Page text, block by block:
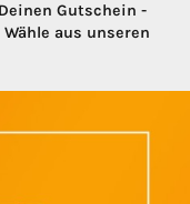
Gutschein -
aus unseren